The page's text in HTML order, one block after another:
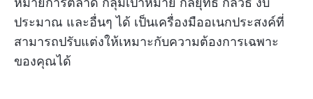
ประมาณ และอื่นๆ ได้ เป็นเครื่องมืออเนกประสงค์ที่
สามารถปรับแต่งให้เหมาะกับความต้องการเฉพาะ
ของคุณได้